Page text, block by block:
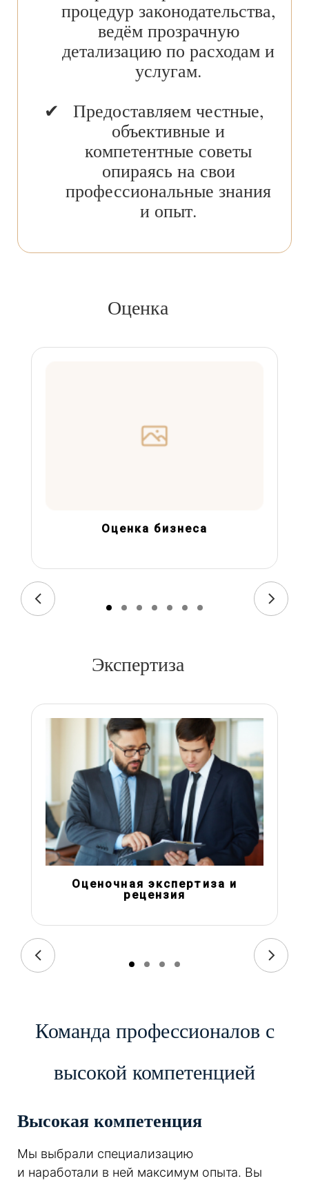
процедур законодательства,
ведём прозрачную
детализацию по расходам и
услугам.
Предоставляем честные,
объективные и
компетентные советы
опираясь на свои
профессиональные знания
и опыт.
Оценка
Оценка бизнеса
Экспертиза
Оценочная экспертиза и
рецензия
Команда профессионалов с
высокой компетенцией
Высокая компетенция
Мы выбрали специализацию
и наработали в ней максимум опыта. Вы